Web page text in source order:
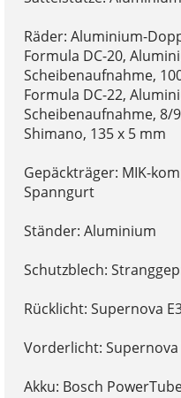
Räder: Aluminium-
Formula DC-20,
Scheibenaufnahme,
Formula DC-22,
Scheibenaufnahme, 8/
Shimano, 135 x 5 mm
Gepäckträger: MIK-
Spanngurt
Ständer: Aluminium
Schutzblech:
Rücklicht: Supernova
Vorderlicht: Supernova
Akku: Bosch